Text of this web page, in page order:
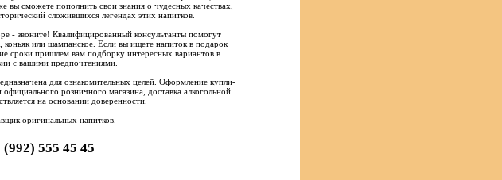
вы сможете пополнить свои знания о чудесных качествах,
сложившихся легендах этих напитков.
- звоните! Квалифицированный консультанты помогут
коньяк или шампанское. Если вы ищете напиток в подарок
сроки пришлем вам подборку интересных вариантов в
с вашими предпочтениями.
для ознакомительных целей. Оформление купли-
розничного магазина, доставка алкогольной
на основании доверенности.
оригинальных напитков.
(992) 555 45 45